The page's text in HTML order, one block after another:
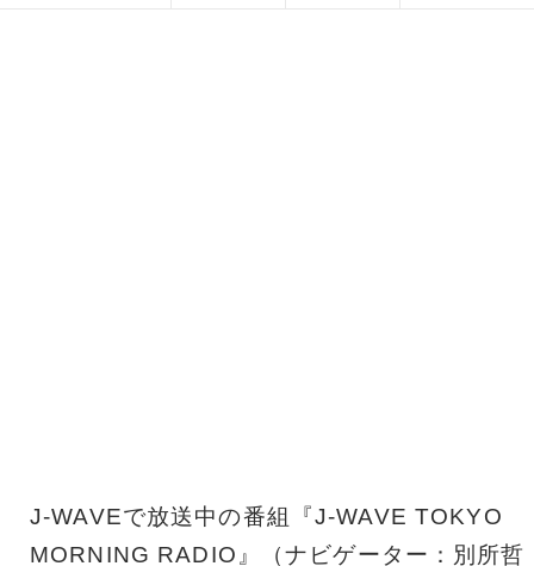
J-WAVEで放送中の番組『J-WAVE TOKYO
MORNING RADIO』（ナビゲーター：別所哲